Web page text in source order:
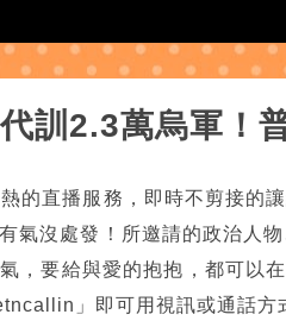
訓2.3萬烏軍！
的直播服務，即時不剪接的
氣沒處發！所邀請的政治人
，要給與愛的抱抱，都可以
」即可用視訊或通話方